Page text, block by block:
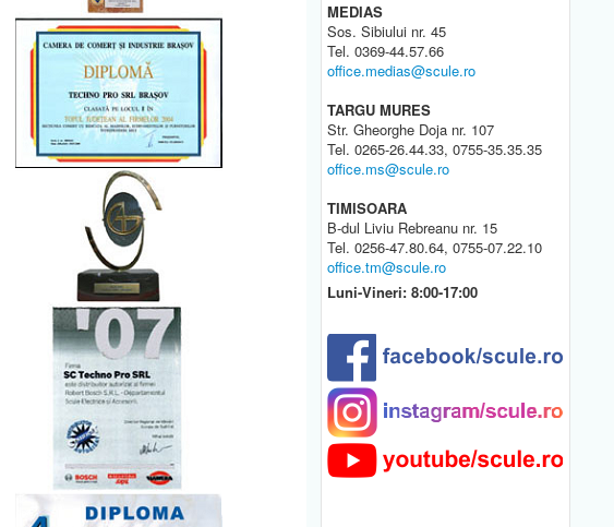
MEDIAS
Sos. Sibiului nr. 45
Tel. 0369-44.57.66
office.medias@scule.ro
TARGU MURES
Str. Gheorghe Doja nr. 107
Tel. 0265-26.44.33, 0755-35.35.35
office.ms@scule.ro
TIMISOARA
B-dul Liviu Rebreanu nr. 15
Tel. 0256-47.80.64, 0755-07.22.10
office.tm@scule.ro
Luni-Vineri: 8:00-17:00